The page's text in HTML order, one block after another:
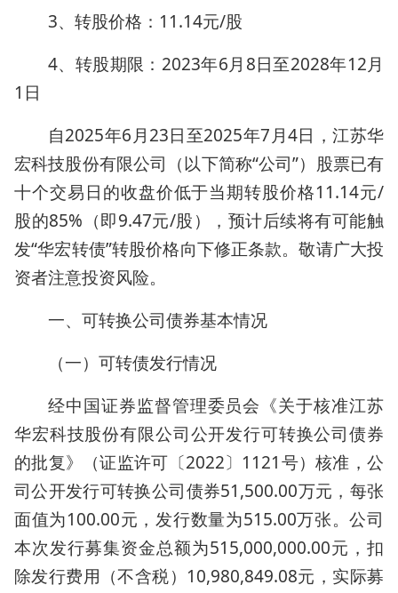
3、转股价格：11.14元/股
4、转股期限：2023年6月8日至2028年12月
1日
自2025年6月23日至2025年7月4日，江苏华
宏科技股份有限公司（以下简称“公司”）股票已有
十个交易日的收盘价低于当期转股价格11.14元/
股的85%（即9.47元/股），预计后续将有可能触
发“华宏转债”转股价格向下修正条款。敬请广大投
资者注意投资风险。
一、可转换公司债券基本情况
（一）可转债发行情况
经中国证券监督管理委员会《关于核准江苏
华宏科技股份有限公司公开发行可转换公司债券
的批复》（证监许可〔2022〕1121号）核准，公
司公开发行可转换公司债券51,500.00万元，每张
面值为100.00元，发行数量为515.00万张。公司
本次发行募集资金总额为515,000,000.00元，扣
除发行费用（不含税）10,980,849.08元，实际募